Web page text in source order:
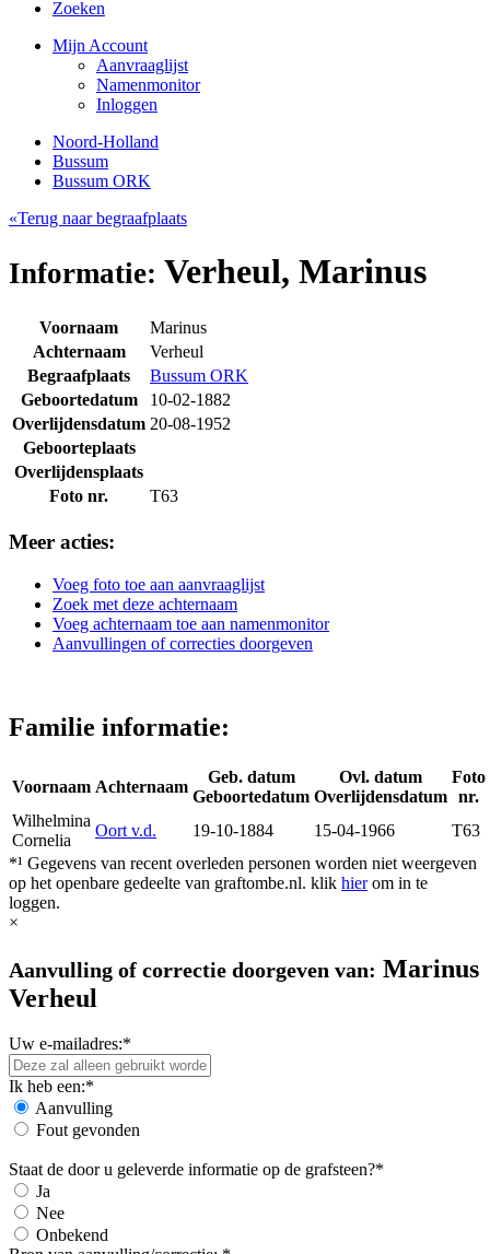
Zoeken
Mijn Account
Aanvraaglijst
Namenmonitor
Inloggen
Noord-Holland
Bussum
Bussum ORK
«Terug naar begraafplaats
Informatie: Verheul, Marinus
Voornaam
Marinus
Achternaam
Verheul
Begraafplaats
Bussum ORK
Geboortedatum
10-02-1882
Overlijdensdatum 20-08-1952
Geboorteplaats
Overlijdensplaats
Foto nr.
T63
Meer acties:
Voeg foto toe aan aanvraaglijst
Zoek met deze achternaam
Voeg achternaam toe aan namenmonitor
Aanvullingen of correcties doorgeven
Familie informatie:
Voornaam Achternaam
Geb. datum
Geboortedatum
Ovl. datum
Overlijdensdatum
Foto
nr.
Wilhelmina
Cornelia
Oort v.d. 19-10-1884 15-04-1966
T63
*¹ Gegevens van recent overleden personen worden niet weergeven
op het openbare gedeelte van graftombe.nl. klik hierom in te
loggen.
×
Aanvulling of correctie doorgeven van: Marinus
Verheul
Uw e-mailadres:*
Ik heb een:*
Aanvulling
Fout gevonden
Staat de door u geleverde informatie op de grafsteen?*
Ja
Nee
Onbekend